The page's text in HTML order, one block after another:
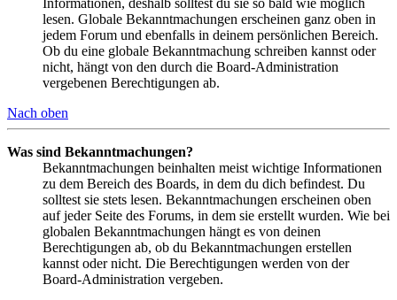
lesen. Globale Bekanntmachungen erscheinen ganz oben in
jedem Forum und ebenfalls in deinem persönlichen Bereich.
Ob du eine globale Bekanntmachung schreiben kannst oder
nicht, hängt von den durch die Board-Administration
vergebenen Berechtigungen ab.
Nach oben
Was sind Bekanntmachungen?
Bekanntmachungen beinhalten meist wichtige Informationen
zu dem Bereich des Boards, in dem du dich befindest. Du
solltest sie stets lesen. Bekanntmachungen erscheinen oben
auf jeder Seite des Forums, in dem sie erstellt wurden. Wie bei
globalen Bekanntmachungen hängt es von deinen
Berechtigungen ab, ob du Bekanntmachungen erstellen
kannst oder nicht. Die Berechtigungen werden von der
Board-Administration vergeben.